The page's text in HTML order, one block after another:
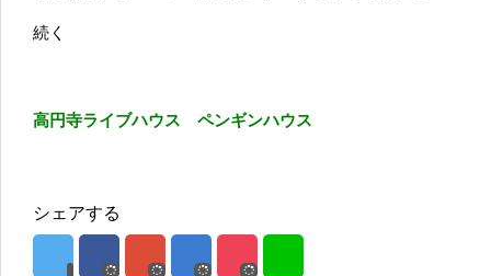
続く
高円寺ライブハウス ペンギンハウス
シェアする